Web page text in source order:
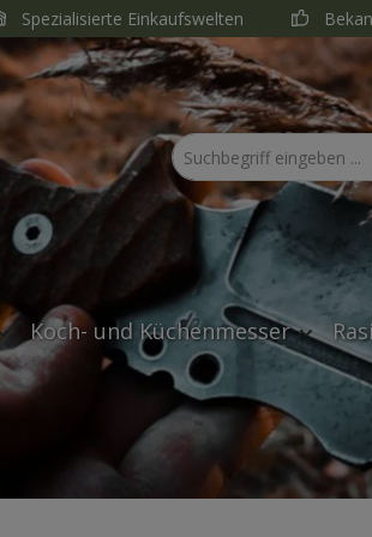
Spezialisierte Einkaufswelten
Koch- und Küchenmesser